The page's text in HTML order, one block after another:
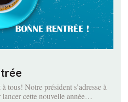
tous! Notre président s’adresse à
cette nouvelle année…